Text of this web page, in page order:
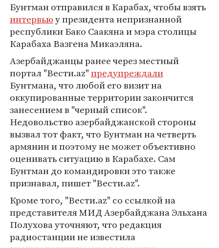
Бунтман отправился в Карабах, чтобы взять
интервьюу президента непризнанной
республики Бако Саакяна и мэра столицы
Карабаха Вазгена Микаэляна.
Азербайджанцы ранее через местный
портал "Вести.az"предупреждали
Бунтмана, что любой его визит на
оккупированные территории закончится
занесением в "черный список".
Недовольство азербайджанской стороны
вызвал тот факт, что Бунтман на четверть
армянин и поэтому не может объективно
оценивать ситуацию в Карабахе. Сам
Бунтман до командировки это также
признавал, пишет "Вести.az".
Кроме того, "Вести.az" со ссылкой на
представителя МИД Азербайджана Эльхана
Полухова уточняют, что редакция
радиостанции не известила